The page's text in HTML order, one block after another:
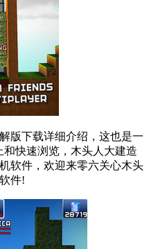
版下载详细介绍，这也是一
快速浏览，木头人大建造
软件，欢迎来零六关心木头
件!